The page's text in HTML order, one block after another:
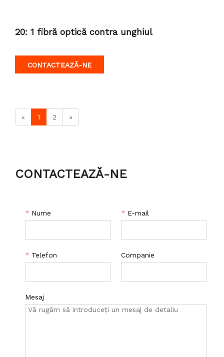
20: 1 fibră optică contra unghiul
CONTACTEAZĂ-NE
« 1 2 »
CONTACTEAZĂ-NE
* Nume * E-mail
* Telefon Companie
Mesaj